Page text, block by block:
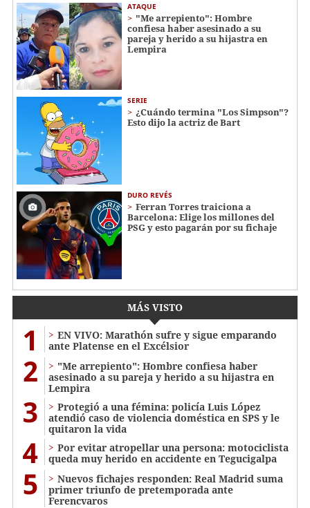
ATAQUE
"Me arrepiento": Hombre
confiesa haber asesinado a su
pareja y herido a su hijastra en
Lempira
SERIE
¿Cuándo termina "Los Simpson"?
Esto dijo la actriz de Bart
DURO REVÉS
Ferran Torres traiciona a
Barcelona: Elige los millones del
PSG y esto pagarán por su fichaje
MÁS VISTO
1
EN VIVO: Marathón sufre y sigue emparando
ante Platense en el Excélsior
2
"Me arrepiento": Hombre confiesa haber
asesinado a su pareja y herido a su hijastra en
Lempira
3
Protegió a una fémina: policía Luis López
atendió caso de violencia doméstica en SPS y le
quitaron la vida
4
Por evitar atropellar una persona: motociclista
queda muy herido en accidente en Tegucigalpa
5
Nuevos fichajes responden: Real Madrid suma
primer triunfo de pretemporada ante
Ferencvaros